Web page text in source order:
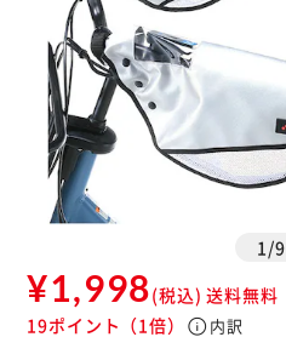
1 /9
¥1,998(税込) 送料無料
19ポイント （1倍） info内訳